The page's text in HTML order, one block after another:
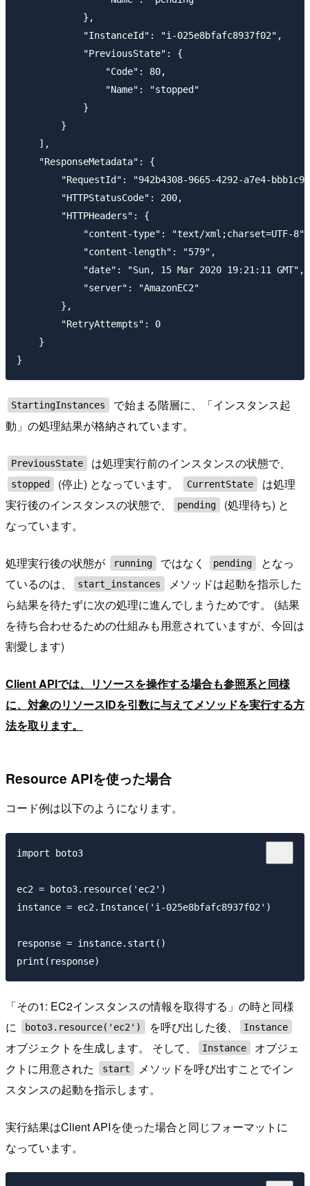
            },
            "InstanceId": "i-025e8bfafc8937f02",
            "PreviousState": {
                "Code": 80,
                "Name": "stopped"
            }
        }
    ],
    "ResponseMetadata": {
"RequestId": "942b4308-9665-4292-a7e4-
        "HTTPStatusCode": 200,
        "HTTPHeaders": {
            "content-type": "text/xml;charset=UTF-8",
            "content-length": "579",
            "date": "Sun, 15 Mar 2020 19:21:11 GMT",
            "server": "AmazonEC2"
        },
        "RetryAttempts": 0
    }
StartingInstances
で始まる階層に、「インスタンス起
動」の処理結果が格納されています。
PreviousState は処理実行前のインスタンスの状態で、
stopped (停止) となっています。 CurrentState
は処理
実行後のインスタンスの状態で、
pending
(処理待ち) と
なっています。
処理実行後の状態が running ではなく pending
となっ
ているのは、
start_instances
メソッドは起動を指示した
ら結果を待たずに次の処理に進んでしまうためです。 (結果
を待ち合わせるための仕組みも用意されていますが、今回は
割愛します)
Client APIでは、リソースを操作する場合も参照系と同様
に、対象のリソースIDを引数に与えてメソッドを実行する方
法を取ります。
Resource APIを使った場合
コード例は以下のようになります。
import boto3
ec2 = boto3.resource('ec2')
instance = ec2.Instance('i-025e8bfafc8937f02')
response = instance.start()
「その1: EC2インスタンスの情報を取得する」の時と同様
に
boto3.resource('ec2') を呼び出した後、 Instance
オブジェクトを生成します。 そして、 Instance
オブジェ
クトに用意された
start
メソッドを呼び出すことでイン
スタンスの起動を指示します。
実行結果はClient APIを使った場合と同じフォーマットに
なっています。